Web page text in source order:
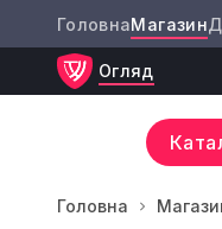
ГоловнаМагазин
Огляд
Головна